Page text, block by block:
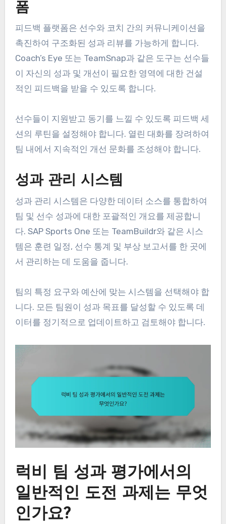
폼
피드백 플랫폼은 선수와 코치 간의 커뮤니케이션을
촉진하여 구조화된 성과 리뷰를 가능하게 합니다.
Coach’s Eye 또는 TeamSnap과 같은 도구는 선수들
이 자신의 성과 및 개선이 필요한 영역에 대한 건설
적인 피드백을 받을 수 있도록 합니다.
선수들이 지원받고 동기를 느낄 수 있도록 피드백 세
션의 루틴을 설정해야 합니다. 열린 대화를 장려하여
팀 내에서 지속적인 개선 문화를 조성해야 합니다.
성과 관리 시스템
성과 관리 시스템은 다양한 데이터 소스를 통합하여
팀 및 선수 성과에 대한 포괄적인 개요를 제공합니
다. SAP Sports One 또는 TeamBuildr와 같은 시스
템은 훈련 일정, 선수 통계 및 부상 보고서를 한 곳에
서 관리하는 데 도움을 줍니다.
팀의 특정 요구와 예산에 맞는 시스템을 선택해야 합
니다. 모든 팀원이 성과 목표를 달성할 수 있도록 데
이터를 정기적으로 업데이트하고 검토해야 합니다.
럭비 팀 성과 평가에서의
일반적인 도전 과제는 무엇
인가요?